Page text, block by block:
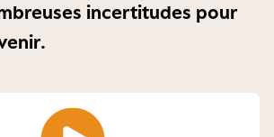
incertitudes pour